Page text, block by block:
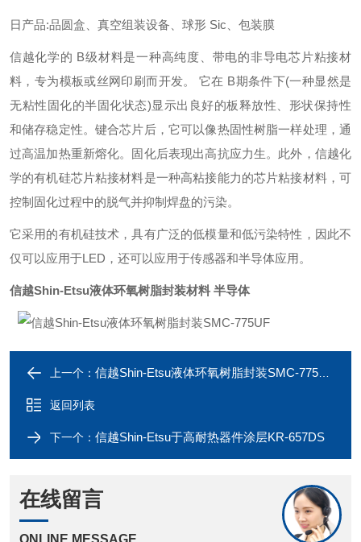
日产品:品圆盒、真空组装设备、球形 Sic、包装膜
信越化学的 B级材料是一种高纯度、带电的非导电芯片粘接材
料，专为模板或丝网印刷而开发。 它在 B期条件下(一种显然是
无粘性固化的半固化状态)显示出良好的板释放性、形状保持性
和储存稳定性。键合芯片后，它可以像热固性树脂一样处理，通
过高温加热重新熔化。固化后表现出高抗应力生。此外，信越化
学的有机硅芯片粘接材料是一种高粘接能力的芯片粘接材料，可
控制固化过程中的脱气并抑制焊盘的污染。
它采用的有机硅技术，具有广泛的低模量和低污染特性，因此不
仅可以应用于LED，还可以应用于传感器和半导体应用。
信越Shin-Etsu液体环氧树脂封装材料 半导体
上一个： 信越Shin-Etsu液体环氧树脂封装SMC-775UFA
返回列表
下一个： 信越Shin-Etsu于高耐热器件涂层KR-657DS
在线留言
ONLINE MESSAGE